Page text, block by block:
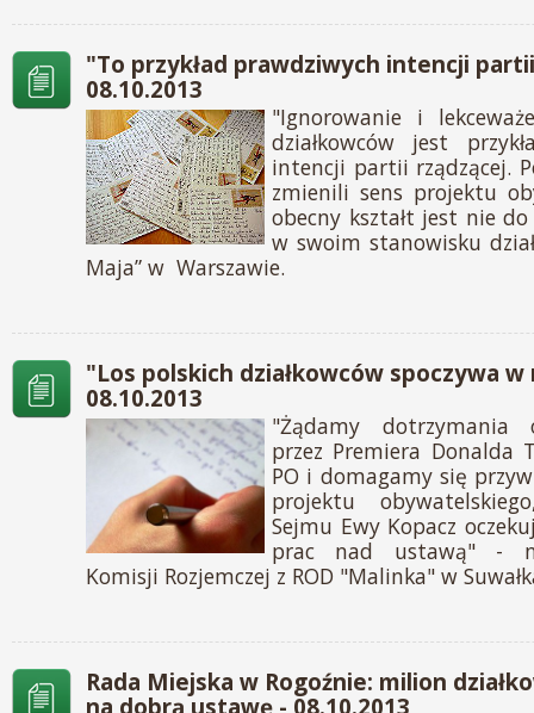
"To przykład prawdziwych intencji
08.10.2013
"Ignorowanie i
działkowców jest
intencji partii rządzącej.
zmienili sens projektu
obecny kształt jest nie do
w swoim stanowisku
Maja” w Warszawie.
"Los polskich działkowców spoczywa w
08.10.2013
"Żądamy dotrzymania
przez Premiera Donalda
PO i domagamy się
projektu
Sejmu Ewy Kopacz
prac nad ustawą" -
Komisji Rozjemczej z ROD "Malinka" w
Rada Miejska w Rogoźnie: milion
na dobrą ustawę - 08.10.2013